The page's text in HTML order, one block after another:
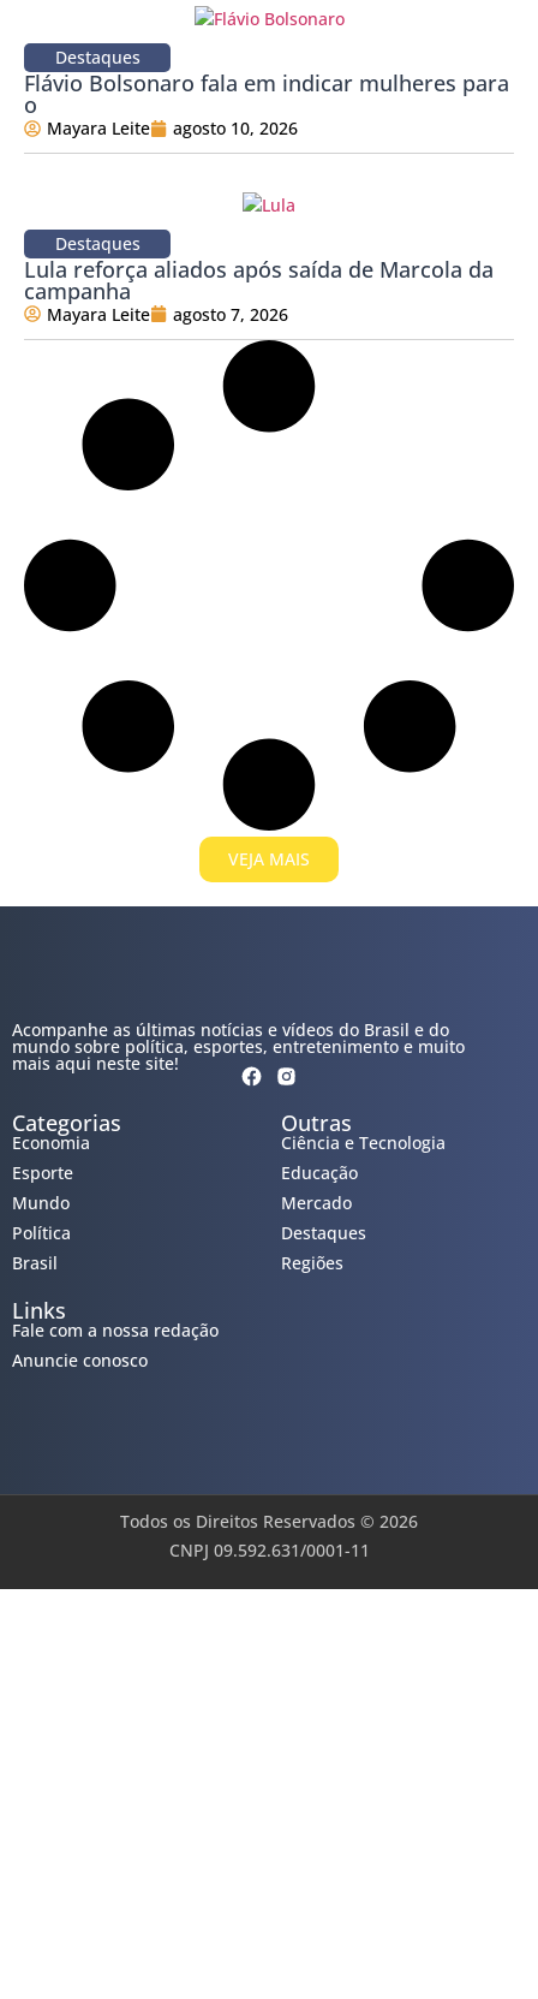
Destaques
Flávio Bolsonaro fala em indicar mulheres para
o
Mayara Leite agosto 10, 2026
Destaques
Lula reforça aliados após saída de Marcola da
campanha
Mayara Leite agosto 7, 2026
VEJA MAIS
Acompanhe as últimas notícias e vídeos do Brasil e do
mundo sobre política, esportes, entretenimento e muito
mais aqui neste site!
Categorias
Economia
Esporte
Mundo
Política
Brasil
Outras
Ciência e Tecnologia
Educação
Mercado
Destaques
Regiões
Links
Fale com a nossa redação
Anuncie conosco
Todos os Direitos Reservados © 2026
CNPJ 09.592.631/0001-11